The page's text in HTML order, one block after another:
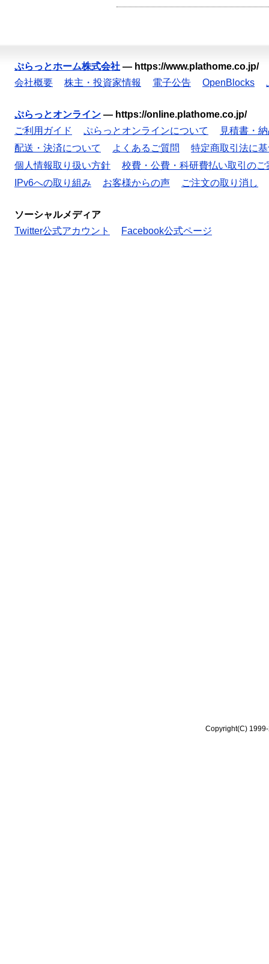
ぷらっとホーム株式会社 — https://www.plathome.co.jp/
会社概要
株主・投資家情報 電子公告 OpenBlocks
ぷらっとオンライン — https://online.plathome.co.jp/
ご利用ガイド
ぷらっとオンラインについて
見積書・
配送・決済について
よくあるご質問
特定商取引法に
個人情報取り扱い方針
校費・公費・科研費払い取引のご
IPv6への取り組み
お客様からの声 ご注文の取り消し
ソーシャルメディア
Twitter公式アカウント
Facebook公式ページ
Copyright(C)